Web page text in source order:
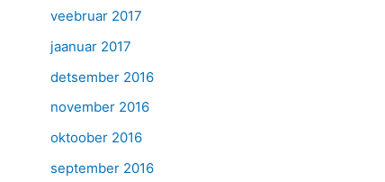
veebruar 2017
jaanuar 2017
detsember 2016
november 2016
oktoober 2016
september 2016